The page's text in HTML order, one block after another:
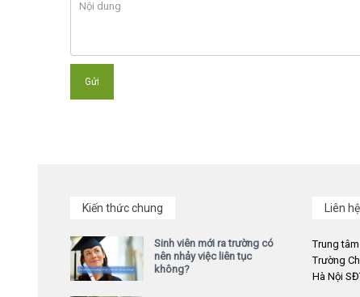
Kiến thức chung
Sinh viên mới ra trường có
nên nhảy việc liên tục
không?
Liên hệ
Trung
Trường
Hà Nội